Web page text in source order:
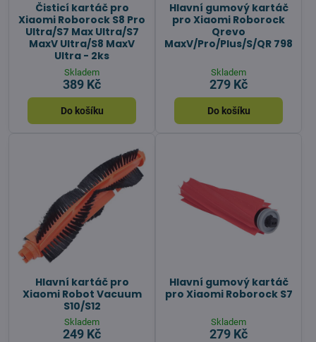
Čisticí kartáč pro
Xiaomi Roborock S8 Pro
Ultra/S7 Max Ultra/S7
MaxV Ultra/S8 MaxV
Ultra - 2ks
Skladem
389 Kč
Do košíku
Hlavní gumový kartáč
pro Xiaomi Roborock
Qrevo
MaxV/Pro/Plus/S/QR 798
Skladem
279 Kč
Do košíku
Hlavní kartáč pro
Xiaomi Robot Vacuum
S10/S12
Skladem
249 Kč
Hlavní gumový kartáč
pro Xiaomi Roborock S7
Skladem
279 Kč